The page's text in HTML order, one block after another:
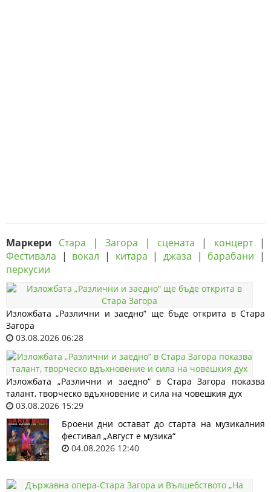
Маркери Стара |Загора | сцената | концерт|
Фестивала | вокал | китара |джаза | барабани |
перкусии
Изложбата „Различни и заедно“ ще бъде открита в Стара
Загора
03.08.2026 06:28
Изложбата „Различни и заедно“ в Стара Загора показва
талант, творческо вдъхновение и сила на човешкия дух
03.08.2026 15:29
Броени дни остават до старта на музикалния
фестивал „Август е музика“
04.08.2026 12:40